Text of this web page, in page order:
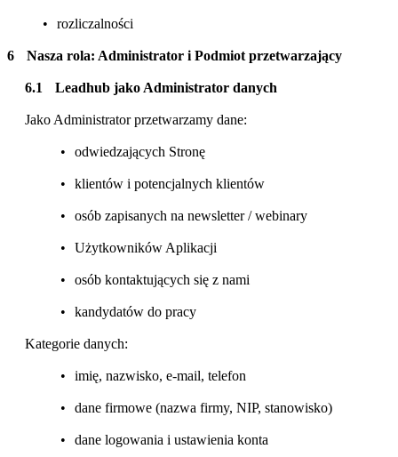
rozliczalności
Nasza rola: Administrator i Podmiot przetwarzający
Leadhub jako Administrator danych
Jako Administrator przetwarzamy dane:
odwiedzających Stronę
klientów i potencjalnych klientów
osób zapisanych na newsletter / webinary
Użytkowników Aplikacji
osób kontaktujących się z nami
kandydatów do pracy
Kategorie danych:
imię, nazwisko, e-mail, telefon
dane firmowe (nazwa firmy, NIP, stanowisko)
dane logowania i ustawienia konta